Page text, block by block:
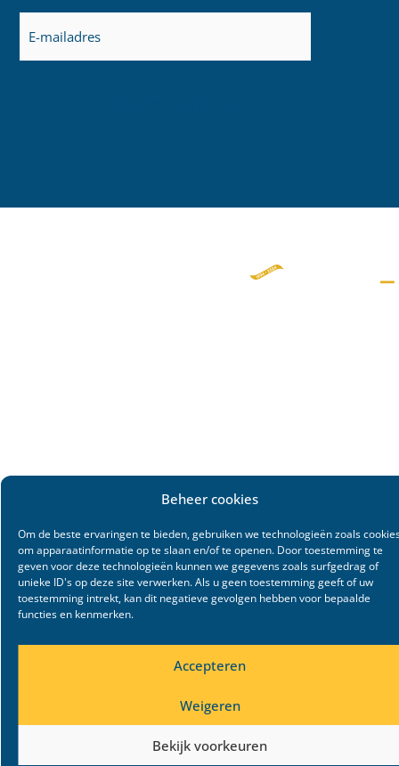
Beheer cookies
Om de beste ervaringen te bieden, gebruiken we technologieën zoals
om apparaatinformatie op te slaan en/of te openen. Door toestemming te
geven voor deze technologieën kunnen we gegevens zoals surfgedrag of
unieke ID's op deze site verwerken. Als u geen toestemming geeft of uw
toestemming intrekt, kan dit negatieve gevolgen hebben voor bepaalde
functies en kenmerken.
Accepteren
Weigeren
Bekijk voorkeuren
E-
mailadres
(Vereist)